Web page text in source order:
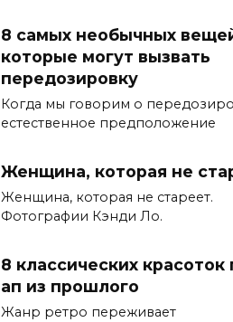
8 самых необычных
которые могут вызвать
передозировку
Когда мы говорим о
естественное предположение
Женщина, которая не
Женщина, которая не стареет.
Фотографии Кэнди Ло.
8 классических красоток
ап из прошлого
Жанр ретро переживает